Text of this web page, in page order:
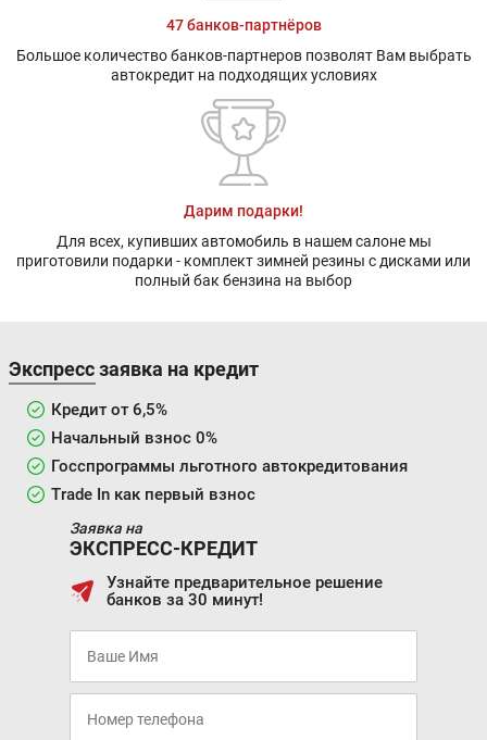
47 банков-партнёров
Большое количество банков-партнеров позволят Вам выбрать
автокредит на подходящих условиях
Дарим подарки!
Для всех, купивших автомобиль в нашем салоне мы
приготовили подарки - комплект зимней резины с дисками или
полный бак бензина на выбор
Экспресс заявка на кредит
Кредит от 6,5%
Начальный взнос 0%
Госспрограммы льготного автокредитования
Trade In как первый взнос
Заявка на
ЭКСПРЕСС-КРЕДИТ
Узнайте предварительное решение
банков за 30 минут!